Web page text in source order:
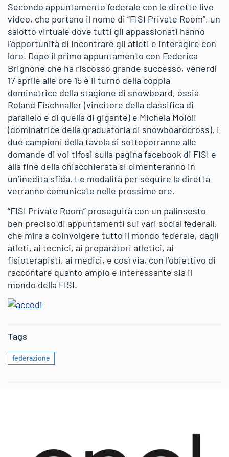
Secondo appuntamento federale con le dirette live
video, che portano il nome di “FISI Private Room”, un
salotto virtuale dove tutti gli appassionati hanno
l’opportunità di incontrare gli atleti e interagire con
loro. Dopo il primo appuntamento con Federica
Brignone che ha riscosso grande successo, venerdì
17 aprile alle ore 15 è il turno della coppia
dominatrice della stagione di snowboard, ossia
Roland Fischnaller (vincitore della classifica di
parallelo e di quella di gigante) e Michela Moioli
(dominatrice della graduatoria di snowboardcross). I
due campioni della tavola si sottoporranno alle
domande di voi tifosi sulla pagina facebook di FISI e
alla fine della chiacchierata si cimenteranno in
un’inedita sfida. Le modalità per seguire la diretta
verranno comunicate nelle prossime ore.
“FISI Private Room” proseguirà con un palinsesto
ben preciso di appuntamenti sui vari social federali,
che mira a coinvolgere tutto il mondo federale, dagli
atleti, ai tecnici, ai preparatori atletici, ai
fisioterapisti, ai medici, e così via, con l’obiettivo di
raccontare quanto ampio e interessante sia il
mondo della FISI.
Tags
federazione